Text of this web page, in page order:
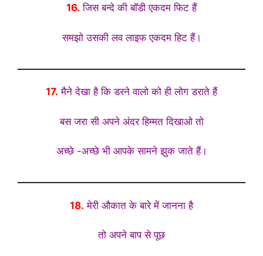
16. जिस बन्दे की बॉडी एकदम फिट हैं
समझो उसकी लव लाइफ एकदम हिट हैं।
17. मैने देखा है कि डरने वालो को ही लोग डराते हैं
बस जरा सी अपने अंदर हिम्मत दिखाओ तो
अच्छे -अच्छे भी आपके सामने झुक जाते हैं।
18. मेरी औकात के बारे में जानना है
तो अपने बाप से पूछ